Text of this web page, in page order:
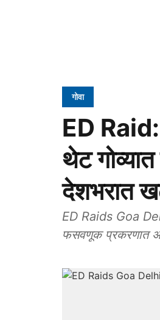
गोवा
ED Raid:
थेट
देशभरात
ED Raids Goa
फसवणूक प्रकरणात